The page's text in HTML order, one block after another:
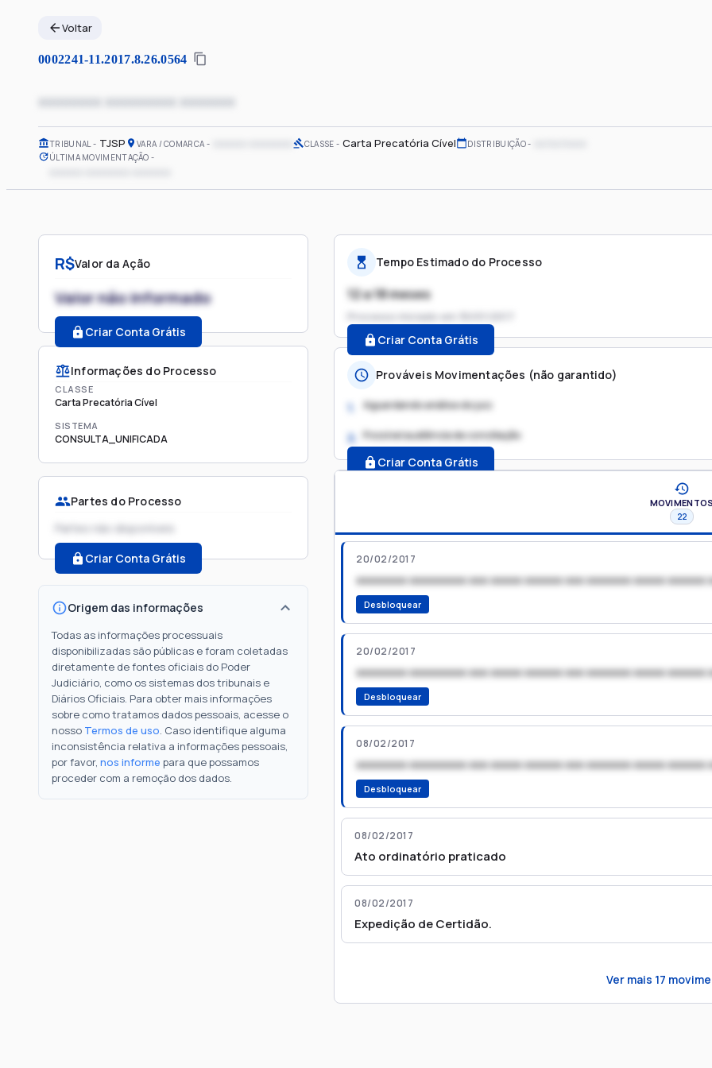
Voltar
0002241-11.2017.8.26.0564
xxxxxxxx xxxxxxxxx xxxxxxx
TRIBUNAL TJSP VARA / COMARCA CLASSE Carta Precatória Cível DISTRIBUIÇÃO
ÚLTIMA MOVIMENTAÇÃO
R$Valor da Ação
Valor não informado
Criar Conta Grátis
Informações do Processo
CLASSE
Carta Precatória Cível
SISTEMA
CONSULTA_UNIFICADA
Partes do Processo
Partes não disponíveis
Criar Conta Grátis
Origem das informações
Todas as informações processuais
disponibilizadas são públicas e foram coletadas
diretamente de fontes oficiais do Poder
Judiciário, como os sistemas dos tribunais e
Diários Oficiais. Para obter mais informações
sobre como tratamos dados pessoais, acesse o
nosso Termos de uso. Caso identifique alguma
inconsistência relativa a informações pessoais,
por favor, nos informe para que possamos
proceder com a remoção dos dados.
Tempo Estimado do Processo
12 a 18 meses
Processo iniciado em
Criar Conta Grátis
Prováveis Movimentações (não garantido)
1. Aguardando análise do juiz
2. Possível audiência de conciliação
Criar Conta Grátis
MOVIMENTOS
22
20/02/2017
xxxxxxxx xxxxxxxxx xxx xxxxx xxxxxx xxx xxxxxxx xxxxx xxxxxx
Desbloquear
20/02/2017
xxxxxxxx xxxxxxxxx xxx xxxxx xxxxxx xxx xxxxxxx xxxxx xxxxxx
Desbloquear
08/02/2017
xxxxxxxx xxxxxxxxx xxx xxxxx xxxxxx xxx xxxxxxx xxxxx xxxxxx
Desbloquear
08/02/2017
Ato ordinatório praticado
08/02/2017
Expedição de Certidão.
Ver mais 17